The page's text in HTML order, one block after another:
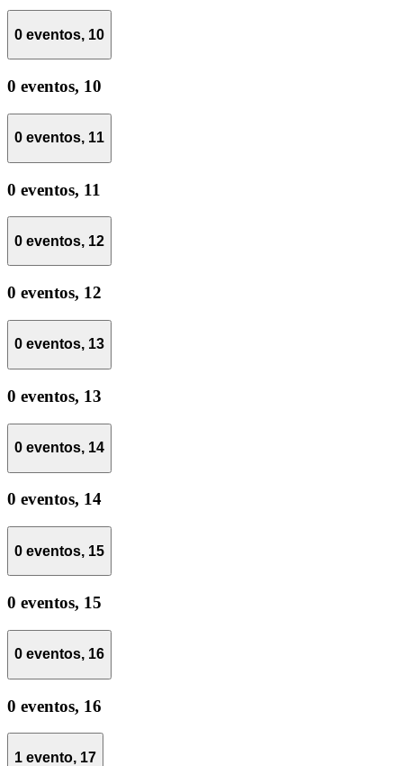
0 eventos, 10
0 eventos, 10
0 eventos, 11
0 eventos, 11
0 eventos, 12
0 eventos, 12
0 eventos, 13
0 eventos, 13
0 eventos, 14
0 eventos, 14
0 eventos, 15
0 eventos, 15
0 eventos, 16
0 eventos, 16
1 evento, 17